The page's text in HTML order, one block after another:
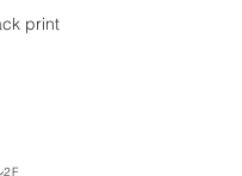
print
2F